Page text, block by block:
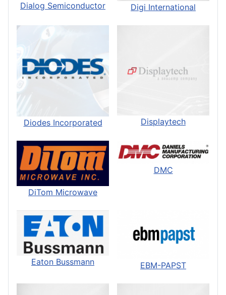
Dialog Semiconductor Digi International
Diodes Incorporated Displaytech
DiTom Microwave
DMC
Eaton Bussmann EBM-PAPST